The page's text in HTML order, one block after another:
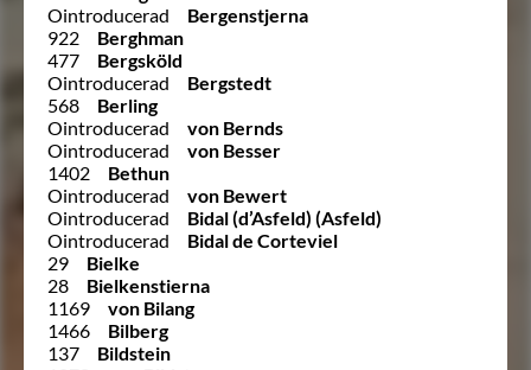
Ointroducerad
Bergenstjerna
922
Berghman
477
Bergsköld
Ointroducerad
Bergstedt
568
Berling
Ointroducerad
von Bernds
Ointroducerad
von Besser
1402
Bethun
Ointroducerad
von Bewert
Ointroducerad
Bidal (d’Asfeld) (Asfeld)
Ointroducerad
Bidal de Corteviel
29
Bielke
28
Bielkenstierna
1169
von Bilang
1466
Bilberg
137
Bildstein